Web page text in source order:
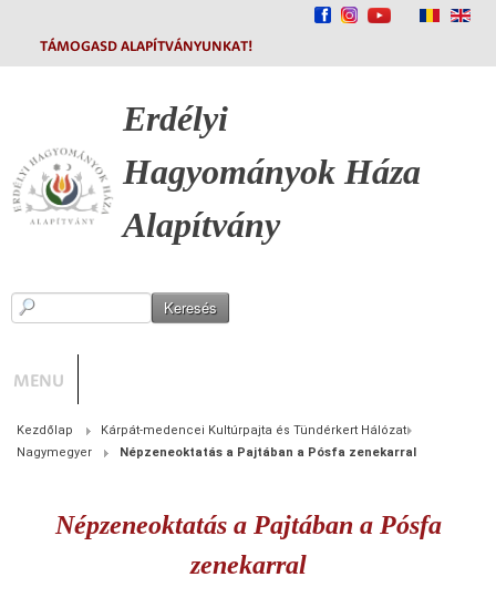
TÁMOGASD ALAPÍTVÁNYUNKAT!
Erdélyi
Hagyományok Háza
Alapítvány
MENU
Kezdőlap
Kárpát-medencei Kultúrpajta és Tündérkert Hálózat
Nagymegyer
Népzeneoktatás a Pajtában a Pósfa zenekarral
Népzeneoktatás a Pajtában a Pósfa
zenekarral